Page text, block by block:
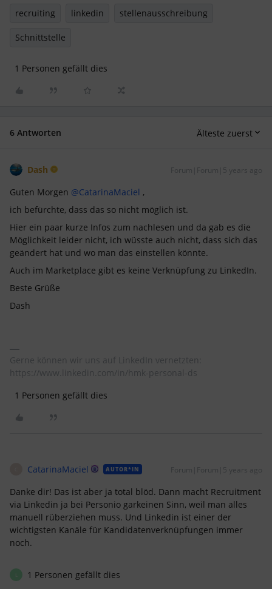
recruiting linkedin stellenausschreibung
Schnittstelle
1 Personen gefällt dies
6 Antworten Älteste zuerst
Dash Forum|Forum|5 years ago
Guten Morgen @CatarinaMaciel ,
ich befürchte, dass das so nicht möglich ist.
Hier ein paar kurze Infos zum nachlesen und da gab es die
Möglichkeit leider nicht, ich wüsste auch nicht, dass sich das
geändert hat und wo man das einstellen könnte.
Auch im Marketplace gibt es keine Verknüpfung zu LinkedIn.
Beste Grüße
Dash
Gerne können wir uns auf LinkedIn vernetzten:
https://www.linkedin.com/in/hmk-personal-ds
1 Personen gefällt dies
CatarinaMaciel AUTOR*IN Forum|Forum|5 years ago
Danke dir! Das ist aber ja total blöd. Dann macht Recruitment
via Linkedin ja bei Personio garkeinen Sinn, weil man alles
manuell rüberziehen muss. Und Linkedin ist einer der
wichtigsten Kanäle für Kandidatenverknüpfungen immer
noch.
1 Personen gefällt dies